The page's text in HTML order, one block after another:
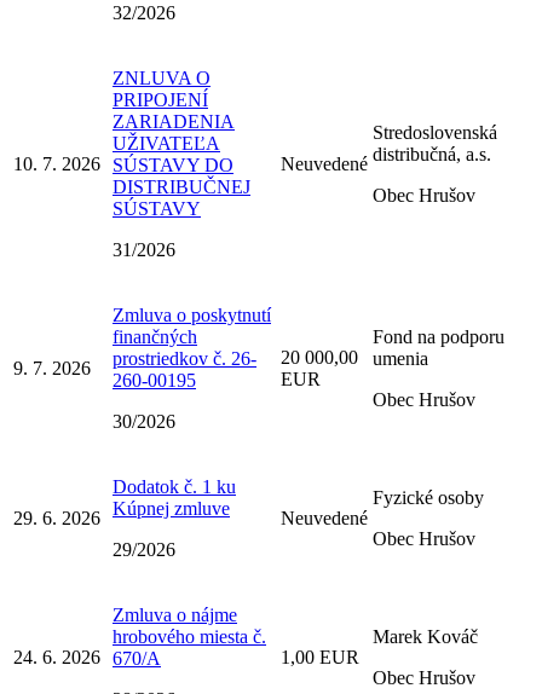
32/2026
10. 7. 2026
ZNLUVA O
PRIPOJENÍ
ZARIADENIA
UŽIVATEĽA
SÚSTAVY DO
DISTRIBUČNEJ
SÚSTAVY
31/2026
Neuvedené
Stredoslovenská
distribučná, a.s.
Obec Hrušov
9. 7. 2026
Zmluva o poskytnutí
finančných
prostriedkov č. 26-
260-00195
30/2026
20 000,00
EUR
Fond na podporu
umenia
Obec Hrušov
29. 6. 2026
Dodatok č. 1 ku
Kúpnej zmluve
29/2026
Neuvedené
Fyzické osoby
Obec Hrušov
24. 6. 2026
Zmluva o nájme
hrobového miesta č.
670/A
1,00 EUR
Marek Kováč
Obec Hrušov